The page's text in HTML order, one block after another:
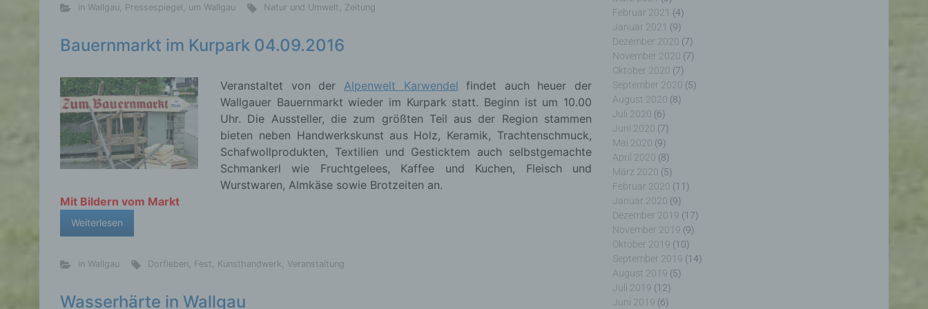
in Wallgau Pressespiegel um Wallgau Natur und Umwelt Zeitung
Bauernmarkt im Kurpark 04.09.2016
Veranstaltet von der Alpenwelt Karwendel findet auch heuer der
Wallgauer Bauernmarkt wieder im Kurpark statt. Beginn ist um 10.00
Uhr. Die Aussteller, die zum größten Teil aus der Region stammen
bieten neben Handwerkskunst aus Holz, Keramik, Trachtenschmuck,
Schafwollprodukten, Textilien und Gesticktem auch selbstgemachte
Schmankerl wie Fruchtgelees, Kaffee und Kuchen, Fleisch und
Wurstwaren, Almkäse sowie Brotzeiten an.
Mit Bildern vom Markt
Weiterlesen
in Wallgau Dorfleben Fest Kunsthandwerk Veranstaltung
Wasserhärte in Wallgau
Februar 2021 (4)
Januar 2021 (9)
Dezember 2020 (7)
November 2020 (7)
Oktober 2020 (7)
September 2020 (5)
August 2020 (8)
Juli 2020 (6)
Juni 2020 (7)
Mai 2020 (9)
April 2020 (8)
März 2020 (5)
Februar 2020 (11)
Januar 2020 (9)
Dezember 2019 (17)
November 2019 (9)
Oktober 2019 (10)
September 2019 (14)
August 2019 (5)
Juli 2019 (12)
Juni 2019 (6)
Einschränkung der Verarbeitung ist die Markierung gespeicherter
personenbezogener Daten mit dem Ziel, ihre künftige Verarbeitung
einzuschränken.
e) Profiling
Profiling ist jede Art der automatisierten Verarbeitung personenbezogener
Daten, die darin besteht, dass diese personenbezogenen Daten verwendet
werden, um bestimmte persönliche Aspekte, die sich auf eine natürliche
Person beziehen, zu bewerten, insbesondere, um Aspekte bezüglich
Arbeitsleistung, wirtschaftlicher Lage, Gesundheit, persönlicher Vorlieben,
Interessen, Zuverlässigkeit, Verhalten, Aufenthaltsort oder Ortswechsel